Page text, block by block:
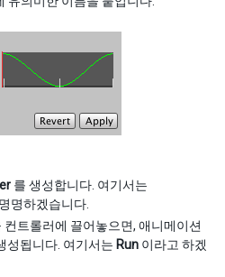
를 생성합니다. 여기서는
명하겠습니다.
트롤러에 끌어놓으면, 애니메이션
성됩니다. 여기서는 Run 이라고 하겠